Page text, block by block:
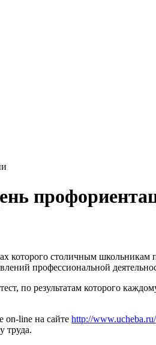
которого столичным
профессиональной
по результатам которого
on-line на сайте http://
труда.